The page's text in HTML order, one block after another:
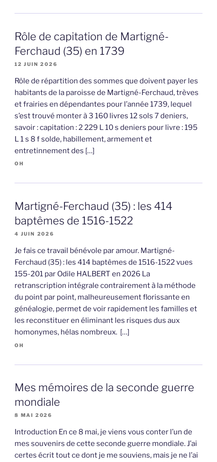
Rôle de capitation de Martigné-
Ferchaud (35) en 1739
12 JUIN 2026
Rôle de répartition des sommes que doivent payer les
habitants de la paroisse de Martigné-Ferchaud, trèves
et frairies en dépendantes pour l’année 1739, lequel
s’est trouvé monter à 3 160 livres 12 sols 7 deniers,
savoir : capitation : 2 229 L 10 s deniers pour livre : 195
L 1 s 8 f solde, habillement, armement et
entretinnement des […]
OH
Martigné-Ferchaud (35) : les 414
baptêmes de 1516-1522
4 JUIN 2026
Je fais ce travail bénévole par amour. Martigné-
Ferchaud (35) : les 414 baptêmes de 1516-1522 vues
155-201 par Odile HALBERT en 2026 La
retranscription intégrale contrairement à la méthode
du point par point, malheureusement florissante en
généalogie, permet de voir rapidement les familles et
les reconstituer en éliminant les risques dus aux
homonymes, hélas nombreux. […]
OH
Mes mémoires de la seconde guerre
mondiale
8 MAI 2026
Introduction En ce 8 mai, je viens vous conter l’un de
mes souvenirs de cette seconde guerre mondiale. J’ai
certes écrit tout ce dont je me souviens, mais je ne l’ai